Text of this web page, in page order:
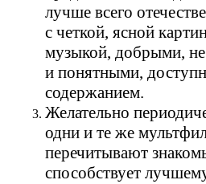
лучше всего
с четкой, ясной
музыкой, добрыми,
и понятными,
содержанием.
Желательно
одни и те же
перечитывают
способствует